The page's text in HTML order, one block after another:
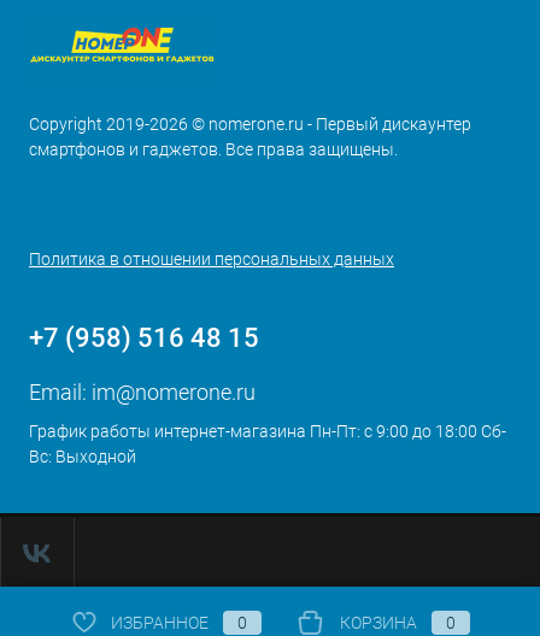
Copyright 2019-2026 © nomerone.ru - Первый дискаунтер
смартфонов и гаджетов. Все права защищены.
Политика в отношении персональных данных
+7 (958) 516 48 15
Email: im@nomerone.ru
График работы интернет-магазина Пн-Пт: с 9:00 до 18:00 Сб-
Вс: Выходной
ИЗБРАННОЕ 0 КОРЗИНА 0